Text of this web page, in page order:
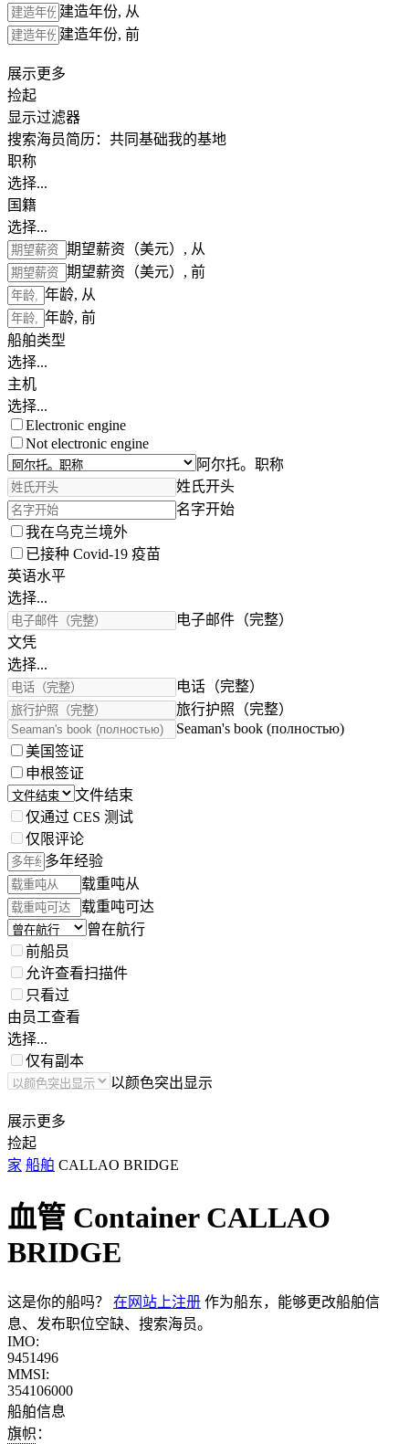
建造年份, 从
建造年份, 前
展示更多
捡起
显示过滤器
搜索海员简历： 共同基础我的基地
职称
选择...
国籍
选择...
期望薪资（美元）, 从
期望薪资（美元）, 前
年龄, 从
年龄, 前
船舶类型
选择...
主机
选择...
Electronic engine
Not electronic engine
阿尔托。职称
姓氏开头
名字开始
我在乌克兰境外
已接种 Covid-19 疫苗
英语水平
选择...
电子邮件（完整）
文凭
选择...
电话（完整）
旅行护照（完整）
Seaman's book (полностью)
美国签证
申根签证
文件结束
仅通过 CES 测试
仅限评论
多年经验
载重吨从
载重吨可达
曾在航行
前船员
允许查看扫描件
只看过
由员工查看
选择...
仅有副本
以颜色突出显示
展示更多
捡起
家 船舶 CALLAO BRIDGE
血管 ContainerCALLAO
BRIDGE
这是你的船吗？ 在网站上注册 作为船东，能够更改船舶信
息、发布职位空缺、搜索海员。
IMO:
9451496
MMSI:
354106000
船舶信息
旗帜：